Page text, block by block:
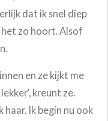
dat ik snel diep
zo hoort. Alsof
en ze kijkt me
kreunt ze.
haar. Ik begin nu ook